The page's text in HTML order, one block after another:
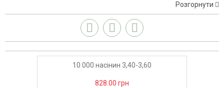
Розгорнути
10 000 насінин 3,40-3,60
828.00 грн